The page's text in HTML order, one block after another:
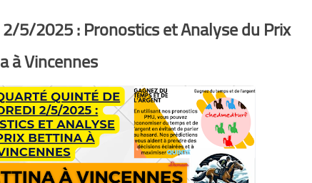
5/2025 : Pronostics et Analyse du Prix
à Vincennes